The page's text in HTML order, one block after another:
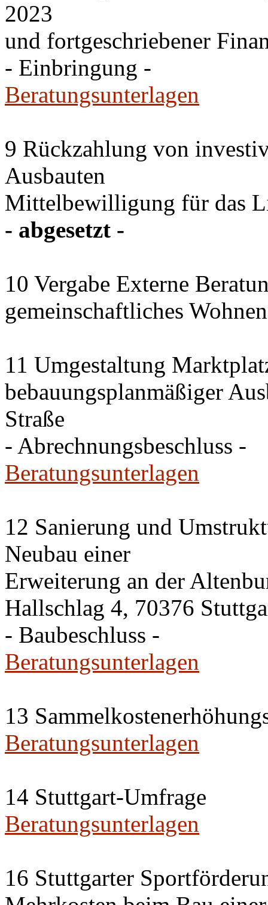
2023
und fortgeschriebener
- Einbringung -
Beratungsunterlagen
9 Rückzahlung von
Ausbauten
Mittelbewilligung für das
- abgesetzt -
10 Vergabe Externe
gemeinschaftliches Wohnen
11 Umgestaltung
bebauungsplanmäßiger
Straße
- Abrechnungsbeschluss -
Beratungsunterlagen
12 Sanierung und
Neubau einer
Erweiterung an der
Hallschlag 4, 70376
- Baubeschluss -
Beratungsunterlagen
13
Beratungsunterlagen
14 Stuttgart-Umfrage
Beratungsunterlagen
16 Stuttgarter